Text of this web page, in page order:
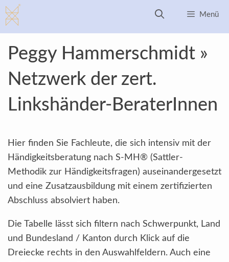
Zum
Inhalt
springen
Menü
Peggy Hammerschmidt »
Netzwerk der zert.
Linkshänder-BeraterInnen
Hier finden Sie Fachleute, die sich intensiv mit der
Händigkeitsberatung nach S-MH® (Sattler-
Methodik zur Händigkeitsfragen) auseinandergesetzt
und eine Zusatzausbildung mit einem zertifizierten
Abschluss absolviert haben.
Die Tabelle lässt sich filtern nach Schwerpunkt, Land
und Bundesland / Kanton durch Klick auf die
Dreiecke rechts in den Auswahlfeldern. Auch eine